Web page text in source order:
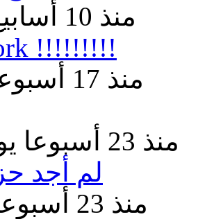
منذ 10 أسابيع 5 أيام
!!!!!!!!!
منذ 17 أسبوعا 6 أيام
منذ 23 أسبوعا يوم واحد
لم أجد
منذ 23 أسبوعا يومين